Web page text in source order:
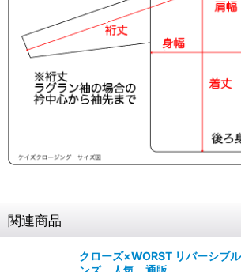
関連商品
クローズ×WORST リバーシブ